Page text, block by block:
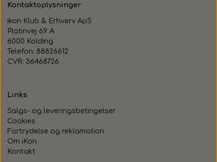
Kontaktoplysninger
ikon Klub & Erhverv ApS
Platinvej 69 A
6000 Kolding
Telefon: 88826612
CVR: 36468726
Links
Salgs- og leveringsbetingelser
Cookies
Fortrydelse og reklamation
Om iKon
Kontakt